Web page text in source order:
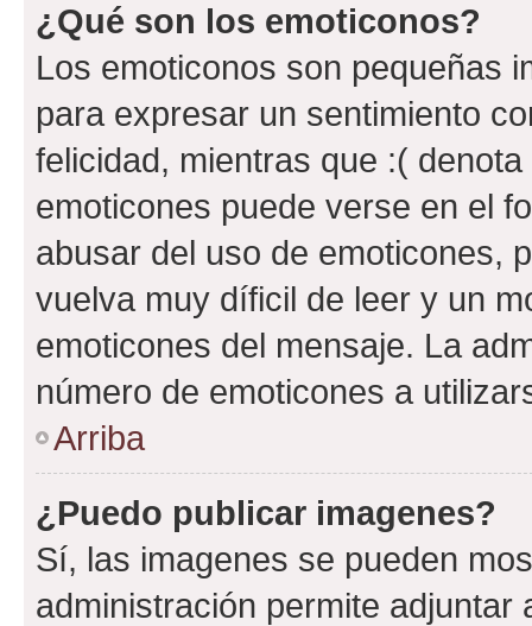
¿Qué son los emoticonos?
Los emoticonos son pequeñas
para expresar un sentimiento
felicidad, mientras que :(
emoticones puede verse en el
abusar del uso de emoticones,
vuelva muy díficil de leer y un
emoticones del mensaje. La
número de emoticones a
Arriba
¿Puedo publicar imagenes?
Sí, las imagenes se pueden
administración permite